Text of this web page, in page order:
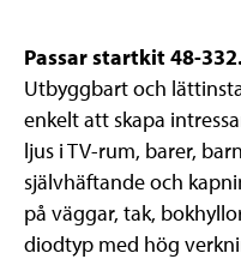
Passar startkit 48-332.
Utbyggbart och
enkelt att skapa
ljus i TV-rum, barer,
självhäftande och
på väggar, tak,
diodtyp med hög